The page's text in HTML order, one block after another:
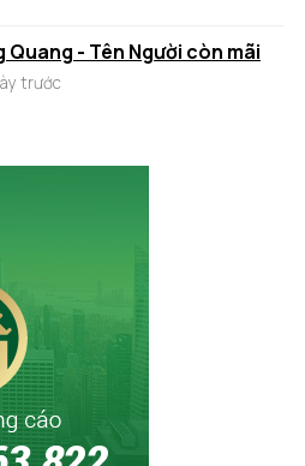
Quang - Tên Người còn mãi
trước